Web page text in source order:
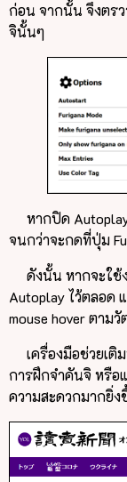
ก่อน จากนั้น จึงตร
จินั้นๆ
หากปิด
จนกว่าจะกดที่ปุ่ม
ดังนั้น หากจะใช้
Autoplay ไว้ตลอด
mouse hover ตาม
เครื่องมือช่วยเ
การฝึกจำคันจิ หรือ
ความสะดวกมากยิ่ง